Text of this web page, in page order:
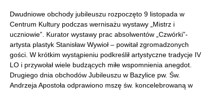
Dwudniowe obchody jubileuszu rozpoczęto 9 listopada w
Centrum Kultury podczas wernisażu wystawy „Mistrz i
uczniowie”. Kurator wystawy prac absolwentów „Czwórki”-
artysta plastyk Stanisław Wywioł – powitał zgromadzonych
gości. W krótkim wystąpieniu podkreślił artystyczne tradycje IV
LO i przywołał wiele budzących miłe wspomnienia anegdot.
Drugiego dnia obchodów Jubileuszu w Bazylice pw. Św.
Andrzeja Apostoła odprawiono mszę św. koncelebrowaną w